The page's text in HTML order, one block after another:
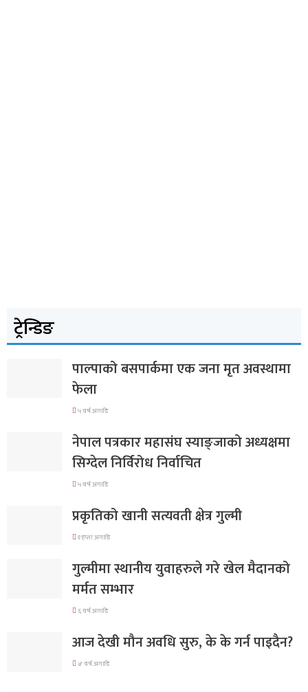
ट्रेन्डिङ
पाल्पाको बसपार्कमा एक जना मृत अवस्थामा
फेला
५ वर्ष अगाडि
नेपाल पत्रकार महासंघ स्याङ्जाको अध्यक्षमा
सिग्देल निर्विरोध निर्वाचित
५ वर्ष अगाडि
प्रकृतिको खानी सत्यवती क्षेत्र गुल्मी
१ हप्ता अगाडि
गुल्मीमा स्थानीय युवाहरुले गरे खेल मैदानको
मर्मत सम्भार
६ वर्ष अगाडि
आज देखी मौन अवधि सुरु, के के गर्न पाइदैन?
४ वर्ष अगाडि